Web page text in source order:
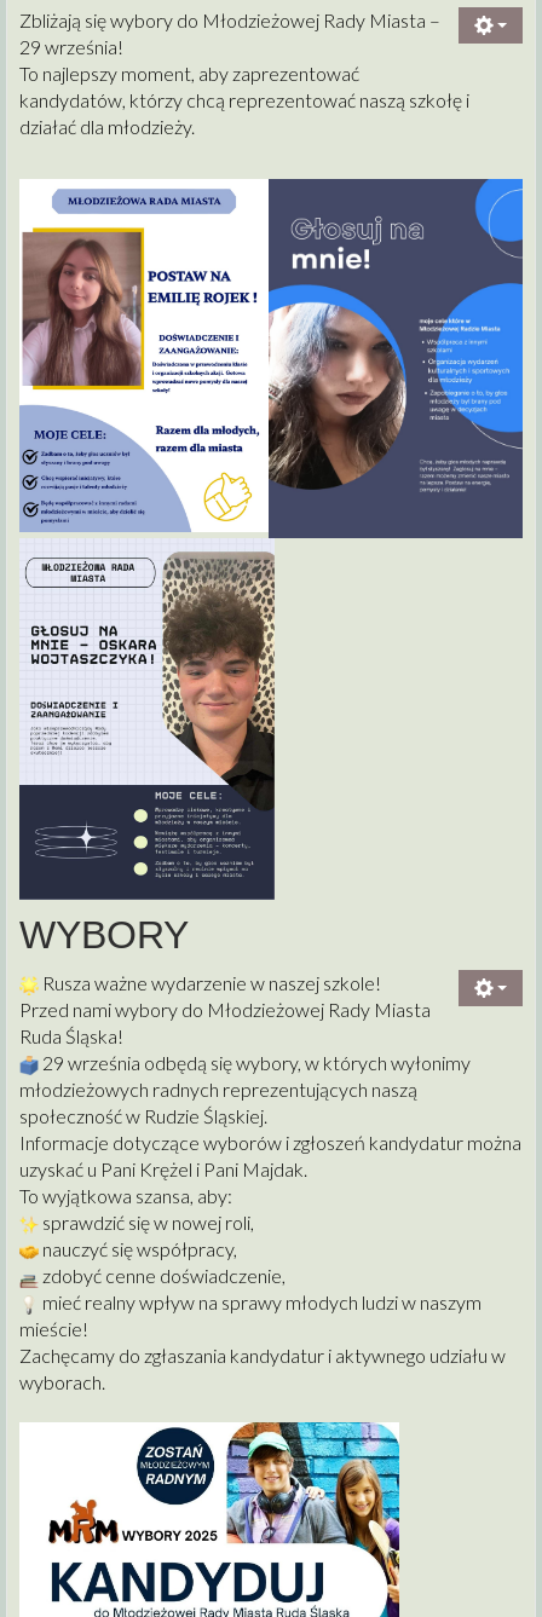
Zbliżają się wybory do Młodzieżowej Rady Miasta –
29 września!
To najlepszy moment, aby zaprezentować
kandydatów, którzy chcą reprezentować naszą szkołę i
działać dla młodzieży.
WYBORY
Rusza ważne wydarzenie w naszej szkole!
Przed nami wybory do Młodzieżowej Rady Miasta
Ruda Śląska!
29 września odbędą się wybory, w których wyłonimy
młodzieżowych radnych reprezentujących naszą
społeczność w Rudzie Śląskiej.
Informacje dotyczące wyborów i zgłoszeń kandydatur można
uzyskać u Pani Krężel i Pani Majdak.
To wyjątkowa szansa, aby:
sprawdzić się w nowej roli,
nauczyć się współpracy,
zdobyć cenne doświadczenie,
mieć realny wpływ na sprawy młodych ludzi w naszym
mieście!
Zachęcamy do zgłaszania kandydatur i aktywnego udziału w
wyborach.